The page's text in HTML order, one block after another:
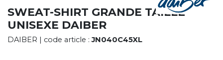
SWEAT-SHIRT GRANDE TAILLE
UNISEXE DAIBER
DAIBER | code article :JN040C45XL